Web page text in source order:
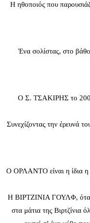
Η ηθοποιός που
Ένα σολίστας, στο
Ο Σ. ΤΣΑΚΙΡΗΣ το 2003
Συνεχίζοντας την έρευνά
Ο ΟΡΛΑΝΤΟ είναι η ίδια η
Η ΒΙΡΤΖΙΝΙΑ ΓΟΥΛΦ, όταν
στα μάτια της Βιρτζίνια